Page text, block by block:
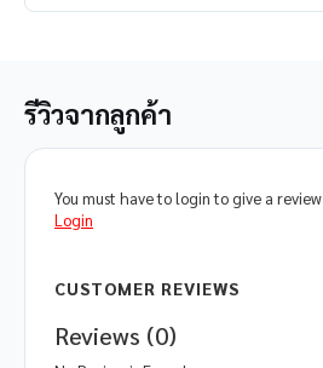
รีวิวจากลูกค้า
You must have to login to give a review
Login
CUSTOMER REVIEWS
Reviews (0)